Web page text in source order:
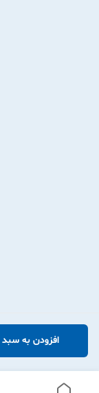
افزودن به